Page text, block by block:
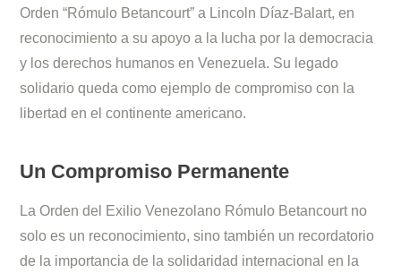
Orden “Rómulo Betancourt” a Lincoln Díaz-Balart, en
reconocimiento a su apoyo a la lucha por la democracia
y los derechos humanos en Venezuela. Su legado
solidario queda como ejemplo de compromiso con la
libertad en el continente americano.
Un Compromiso Permanente
La Orden del Exilio Venezolano Rómulo Betancourt no
solo es un reconocimiento, sino también un recordatorio
de la importancia de la solidaridad internacional en la